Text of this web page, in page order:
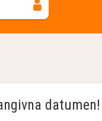
datumen!